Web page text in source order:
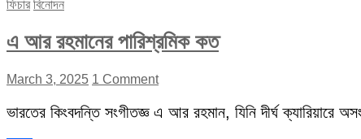
ফিচার বিনোদন
এ আর রহমানের পারিশ্রমিক কত
March 3, 2025 1 Comment
ভারতের কিংবদন্তি সংগীতজ্ঞ এ আর রহমান, যিনি দীর্ঘ ক্যারিয়ারে